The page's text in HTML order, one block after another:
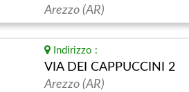
Arezzo (AR)
Indirizzo :
VIA DEI CAPPUCCINI 2
Arezzo (AR)